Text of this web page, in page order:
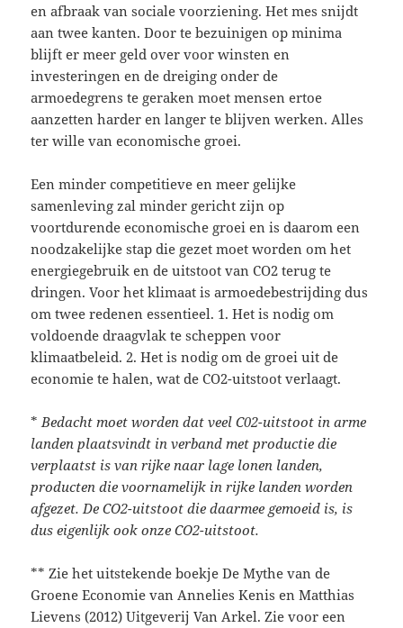
en afbraak van sociale voorziening. Het mes snijdt
aan twee kanten. Door te bezuinigen op minima
blijft er meer geld over voor winsten en
investeringen en de dreiging onder de
armoedegrens te geraken moet mensen ertoe
aanzetten harder en langer te blijven werken. Alles
ter wille van economische groei.
Een minder competitieve en meer gelijke
samenleving zal minder gericht zijn op
voortdurende economische groei en is daarom een
noodzakelijke stap die gezet moet worden om het
energiegebruik en de uitstoot van CO2 terug te
dringen. Voor het klimaat is armoedebestrijding dus
om twee redenen essentieel. 1. Het is nodig om
voldoende draagvlak te scheppen voor
klimaatbeleid. 2. Het is nodig om de groei uit de
economie te halen, wat de CO2-uitstoot verlaagt.
* Bedacht moet worden dat veel C02-uitstoot in arme
landen plaatsvindt in verband met productie die
verplaatst is van rijke naar lage lonen landen,
producten die voornamelijk in rijke landen worden
afgezet. De CO2-uitstoot die daarmee gemoeid is, is
dus eigenlijk ook onze CO2-uitstoot.
** Zie het uitstekende boekje De Mythe van de
Groene Economie van Annelies Kenis en Matthias
Lievens (2012) Uitgeverij Van Arkel. Zie voor een